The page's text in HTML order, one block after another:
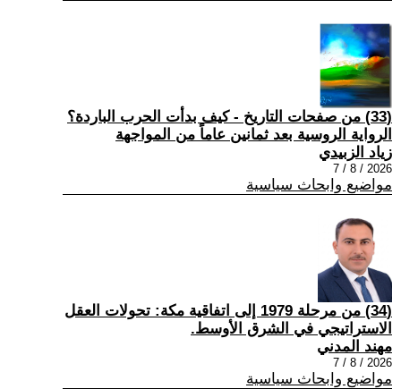
(33) من صفحات التاريخ - كيف بدأت الحرب الباردة؟
الرواية الروسية بعد ثمانين عاماً من المواجهة
زياد الزبيدي
2026 / 8 / 7
مواضيع وابحاث سياسية
(34) من مرحلة 1979 إلى اتفاقية مكة: تحولات العقل
الاستراتيجي في الشرق الأوسط.
مهند المدني
2026 / 8 / 7
مواضيع وابحاث سياسية